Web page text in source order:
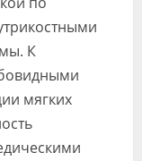
К
мягких